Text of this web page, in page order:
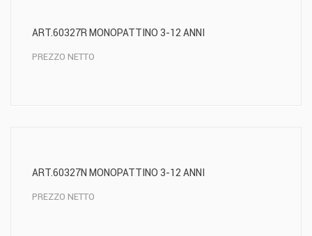
ART.60327R MONOPATTINO 3-12 ANNI
PREZZO NETTO
ART.60327N MONOPATTINO 3-12 ANNI
PREZZO NETTO